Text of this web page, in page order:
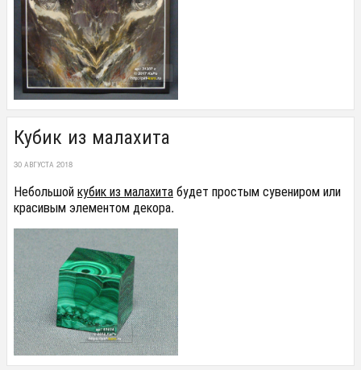
Кубик из малахита
30 АВГУСТА 2018
Небольшойкубик из малахитабудет простым сувениром или
красивым элементом декора.